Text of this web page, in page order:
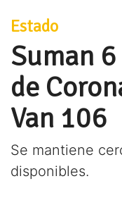
Estado
Suman
de
Van 106
Se mantiene
disponibles.